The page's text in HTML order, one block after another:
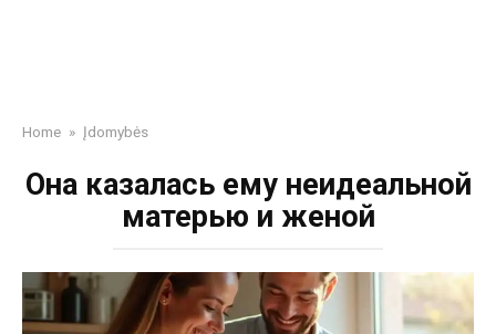
Home » Įdomybės
Она казалась ему неидеальной
матерью и женой